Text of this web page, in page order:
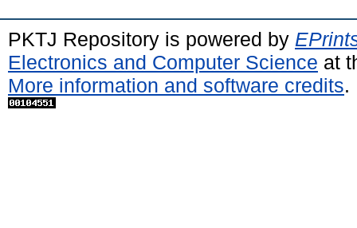
PKTJ Repository is powered by
Electronics and Computer Science at
More information and software credits.